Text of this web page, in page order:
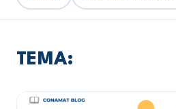
TEMA: